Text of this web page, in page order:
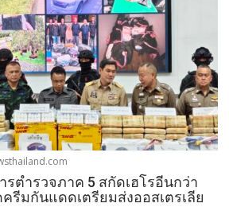
รตำรวจภาค 5 สกัดเฮโรอีนกว่า
รีมกันแดดเตรียมส่งออสเตรเลีย